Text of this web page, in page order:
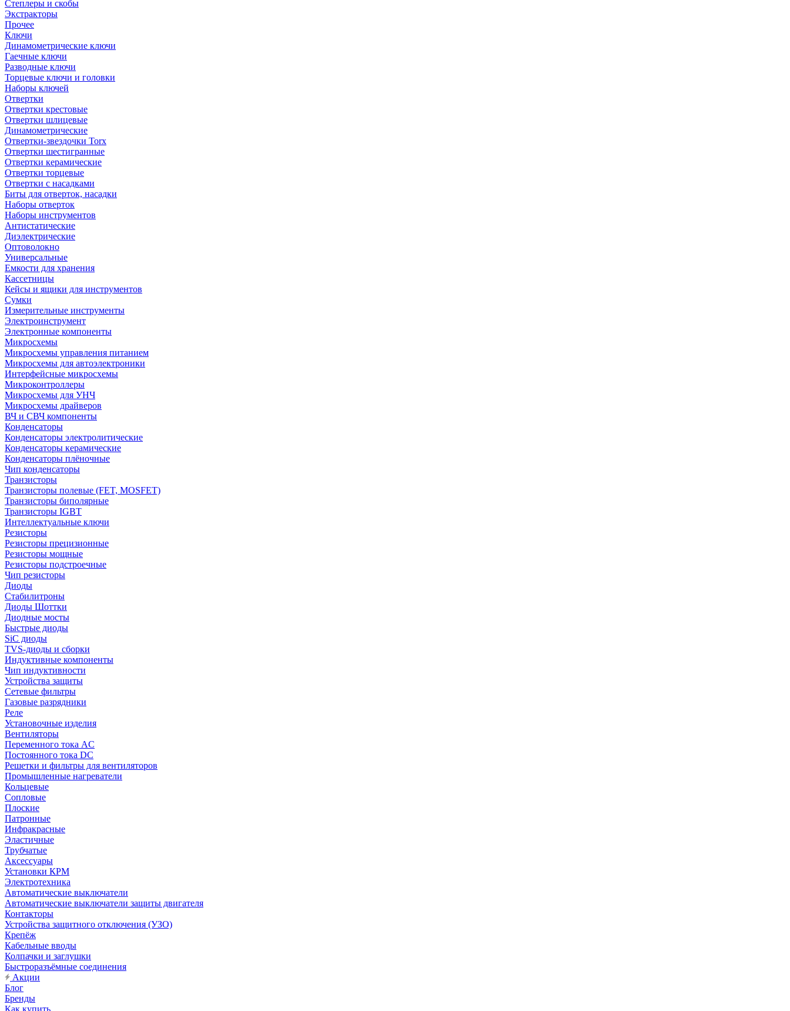
Степлеры и скобы
Экстракторы
Прочее
Ключи
Динамометрические ключи
Гаечные ключи
Разводные ключи
Торцевые ключи и головки
Наборы ключей
Отвертки
Отвертки крестовые
Отвертки шлицевые
Динамометрические
Отвертки-звездочки Torx
Отвертки шестигранные
Отвертки керамические
Отвертки торцевые
Отвертки с насадками
Биты для отверток, насадки
Наборы отверток
Наборы инструментов
Антистатические
Диэлектрические
Оптоволокно
Универсальные
Емкости для хранения
Кассетницы
Кейсы и ящики для инструментов
Сумки
Измерительные инструменты
Электроинструмент
Электронные компоненты
Микросхемы
Микросхемы управления питанием
Микросхемы для автоэлектроники
Интерфейсные микросхемы
Микроконтроллеры
Микросхемы для УНЧ
Микросхемы драйверов
ВЧ и СВЧ компоненты
Конденсаторы
Конденсаторы электролитические
Конденсаторы керамические
Конденсаторы плёночные
Чип конденсаторы
Транзисторы
Транзисторы полевые (FET, MOSFET)
Транзисторы биполярные
Транзисторы IGBT
Интеллектуальные ключи
Резисторы
Резисторы прецизионные
Резисторы мощные
Резисторы подстроечные
Чип резисторы
Диоды
Стабилитроны
Диоды Шоттки
Диодные мосты
Быстрые диоды
SiC диоды
TVS-диоды и сборки
Индуктивные компоненты
Чип индуктивности
Устройства защиты
Сетевые фильтры
Газовые разрядники
Реле
Установочные изделия
Вентиляторы
Переменного тока AC
Постоянного тока DC
Решетки и фильтры для вентиляторов
Промышленные нагреватели
Кольцевые
Сопловые
Плоские
Патронные
Инфракрасные
Эластичные
Трубчатые
Аксессуары
Установки КРМ
Электротехника
Автоматические выключатели
Автоматические выключатели защиты двигателя
Контакторы
Устройства защитного отключения (УЗО)
Крепёж
Кабельные вводы
Колпачки и заглушки
Быстроразъёмные соединения
Акции
Блог
Бренды
Как купить